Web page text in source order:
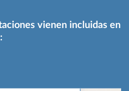
vienen incluidas en